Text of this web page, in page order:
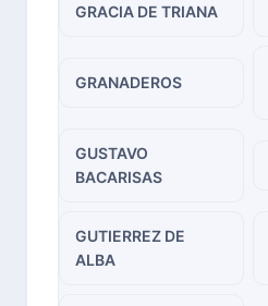
GRACIA DE TRIANA
GRANADEROS
GUSTAVO
BACARISAS
GUTIERREZ DE
ALBA